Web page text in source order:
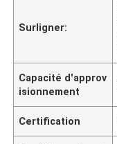
Surligner:
Capacité d'approv
isionnement
Certification